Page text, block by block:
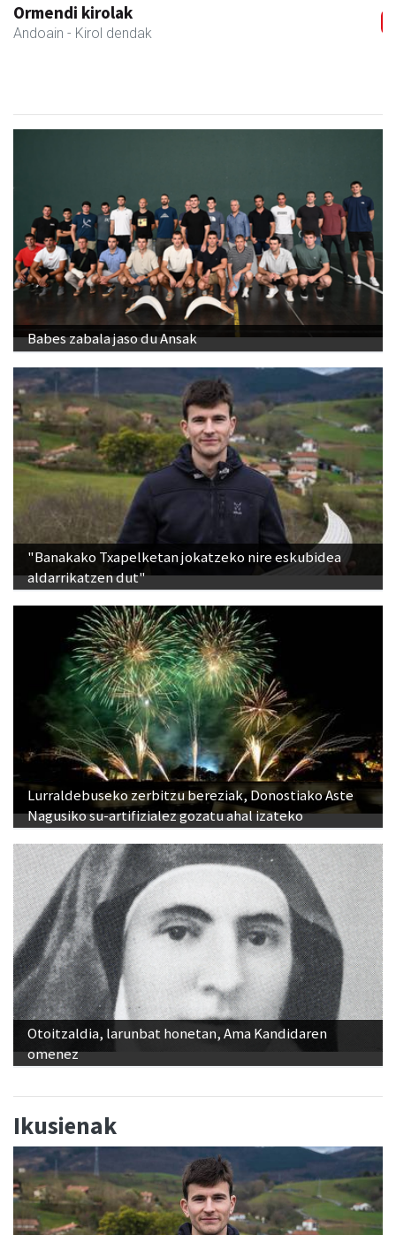
Belkoain fisioterapia zerbitzua
Andoain - Fisioterapia
Babes zabala jaso du Ansak
"Banakako Txapelketan jokatzeko nire eskubidea
aldarrikatzen dut"
Lurraldebuseko zerbitzu bereziak, Donostiako Aste
Nagusiko su-artifizialez gozatu ahal izateko
Otoitzaldia, larunbat honetan, Ama Kandidaren
omenez
Ikusienak